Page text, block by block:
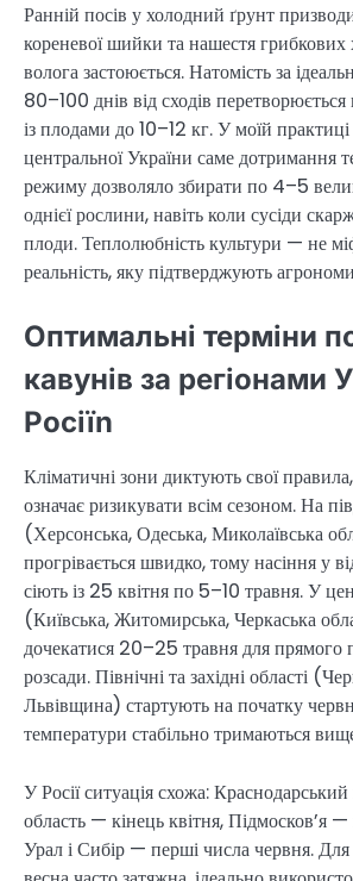
Ранній посів у холодний ґрунт
кореневої шийки та нашестя
волога застоюється. Натомість за
80–100 днів від сходів
із плодами до 10–12 кг. У моїй
центральної України саме дотримання
режиму дозволяло збирати по 4–5
однієї рослини, навіть коли сусіди
плоди. Теплолюбність культури — не
реальність, яку підтверджують
Оптимальні терміни
кавунів за регіонами
Росіїn
Кліматичні зони диктують свої
означає ризикувати всім сезоном. На
(Херсонська, Одеська, Миколаївська
прогрівається швидко, тому насіння у
сіють із 25 квітня по 5–10 травня. У
(Київська, Житомирська, Черкаська
дочекатися 20–25 травня для прямого
розсади. Північні та західні області
Львівщина) стартують на початку
температури стабільно тримаються
У Росії ситуація схожа:
область — кінець квітня, Підмосков’я —
Урал і Сибір — перші числа червня.